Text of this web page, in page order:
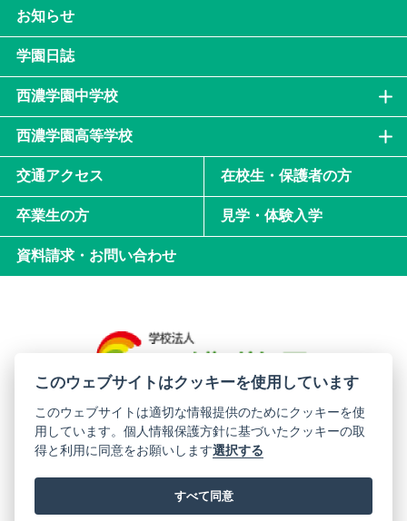
お知らせ
学園日誌
西濃学園中学校
西濃学園高等学校
交通アクセス 在校生・保護者の方
卒業生の方 見学・体験入学
資料請求・お問い合わせ
西濃学園中学校・高等学校
〒501-0706 岐阜県揖斐郡揖斐川町西津汲481-3
このウェブサイトはクッキーを使用しています
このウェブサイトは適切な情報提供のためにクッキーを使
用しています。個人情報保護方針に基づいたクッキーの取
得と利用に同意をお願いします選択する
すべて同意